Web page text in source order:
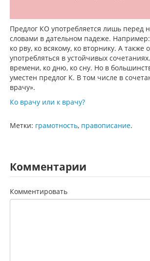
Предлог КО употребляется лишь перед
словами в дательном падеже. Например:
ко рву, ко всякому, ко вторнику. А также
употребляться в устойчивых
времени, ко дню, ко сну. Но в
уместен предлог К. В том числе в
врачу».
Ко врачу или к врачу?
Метки: грамотность, правописание.
Комментарии
Комментировать